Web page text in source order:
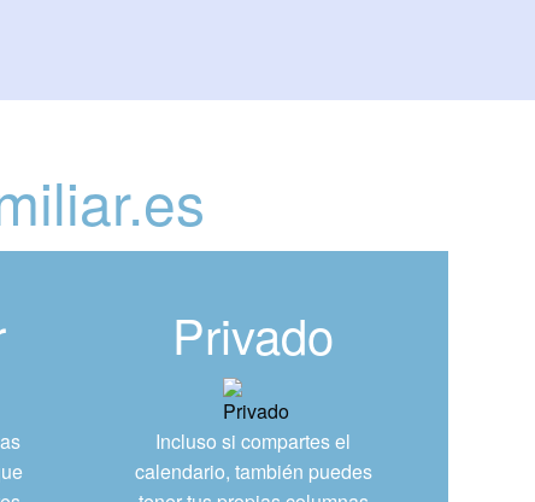
Privado
Incluso si compartes el
calendario, también puedes